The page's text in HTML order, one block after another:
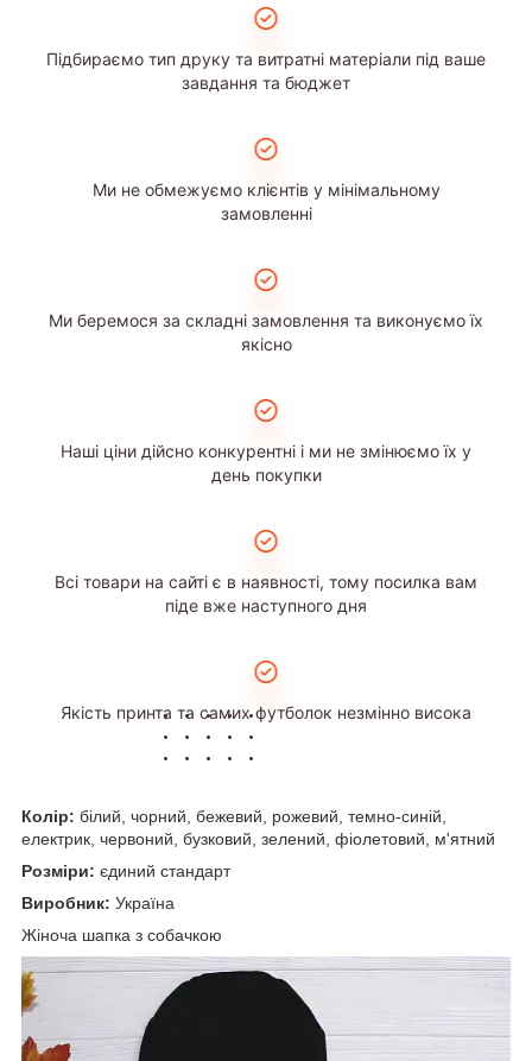
Підбираємо тип друку та витратні матеріали під ваше
завдання та бюджет
Ми не обмежуємо клієнтів у мінімальному
замовленні
Ми беремося за складні замовлення та виконуємо їх
якісно
Наші ціни дійсно конкурентні і ми не змінюємо їх у
день покупки
Всі товари на сайті є в наявності, тому посилка вам
піде вже наступного дня
Якість принта та самих футболок незмінно висока
Колір: білий, чорний, бежевий, рожевий, темно-синій,
електрик, червоний, бузковий, зелений, фіолетовий, м'ятний
Розміри: єдиний стандарт
Виробник: Україна
Жіноча шапка з собачкою